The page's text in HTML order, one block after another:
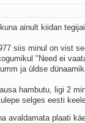
ainult kiidan
siis minul on vist
"Need ei
ja üldse
hambutu, ligi 2
selges eesti
avaldamata plaati